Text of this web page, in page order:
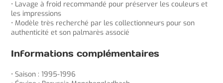
• Lavage à froid recommandé pour préserver les couleurs et
les impressions
• Modèle très recherché par les collectionneurs pour son
authenticité et son palmarès associé
Informations complémentaires
• Saison : 1995-1996